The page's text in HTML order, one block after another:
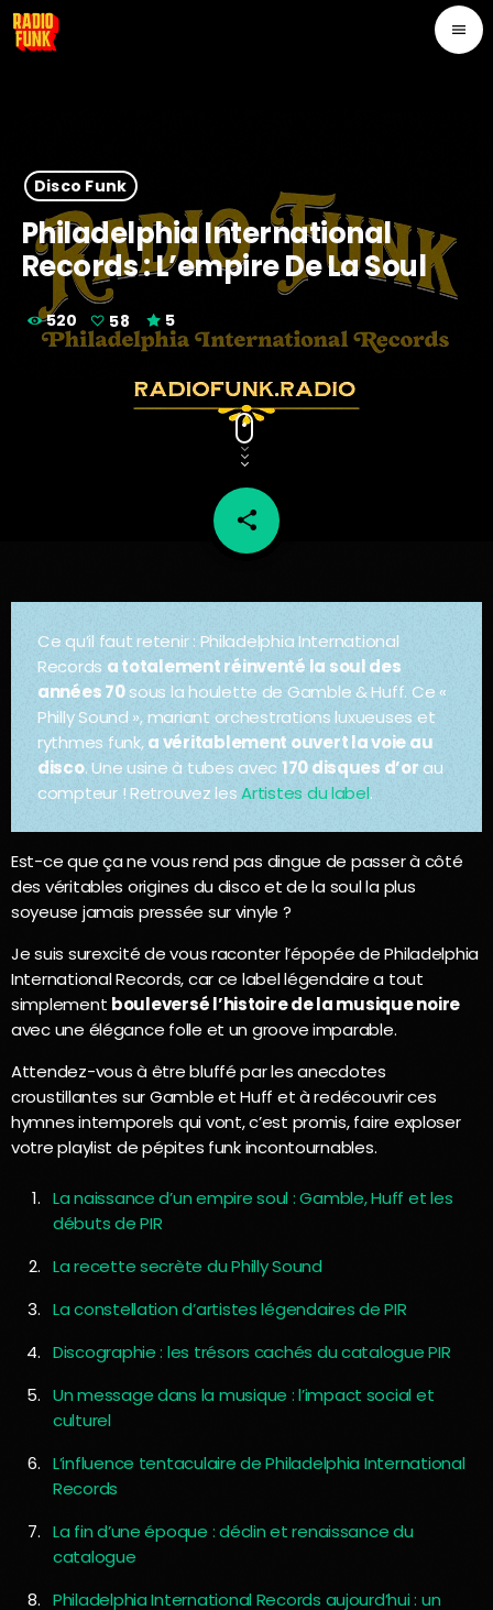
menu
Disco Funk
Philadelphia International
Records : L’empire De La Soul
520 58 5
share
58
email
Ce qu’il faut retenir : Philadelphia International
Records a totalement réinventé la soul des
années 70sous la houlette de Gamble & Huff. Ce «
Philly Sound », mariant orchestrations luxueuses et
rythmes funk,a véritablement ouvert la voie au
disco. Une usine à tubes avec 170 disques d’orau
compteur ! Retrouvez lesArtistes du label.
Est-ce que ça ne vous rend pas dingue de passer à côté
des véritables origines du disco et de la soul la plus
soyeuse jamais pressée sur vinyle ?
Je suis surexcité de vous raconter l’épopée de Philadelphia
International Records, car ce label légendaire a tout
simplement bouleversé l’histoire de la musique noire
avec une élégance folle et un groove imparable.
Attendez-vous à être bluffé par les anecdotes
croustillantes sur Gamble et Huff et à redécouvrir ces
hymnes intemporels qui vont, c’est promis, faire exploser
votre playlist de pépites funk incontournables.
La naissance d’un empire soul : Gamble, Huff et les
débuts de PIR
La recette secrète du Philly Sound
La constellation d’artistes légendaires de PIR
Discographie : les trésors cachés du catalogue PIR
Un message dans la musique : l’impact social et
culturel
L’influence tentaculaire de Philadelphia International
Records
La fin d’une époque : déclin et renaissance du
catalogue
Philadelphia International Records aujourd’hui : un